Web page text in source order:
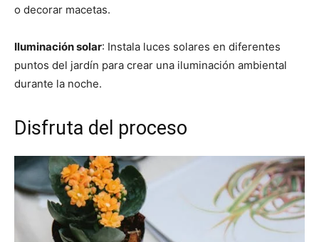
o decorar macetas.
Iluminación solar: Instala luces solares en diferentes
puntos del jardín para crear una iluminación ambiental
durante la noche.
Disfruta del proceso